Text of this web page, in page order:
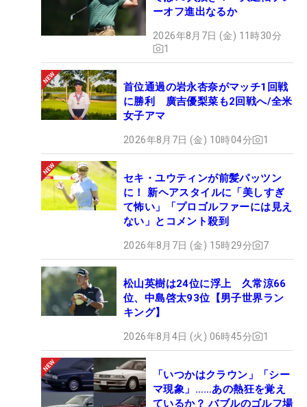
ーオフ進出なるか
2026年8月7日 (金) 11時30分
1
首位通過の岩永杏奈がマッチ1回戦
に勝利 廣吉優梨菜も2回戦へ/全米
女子アマ
2026年8月7日 (金) 10時04分 1
セキ・ユウティンが前髪パッツン
に！ 新ヘアスタイルに「美しすぎ
て怖い」「プロゴルファーには見え
ない」とコメント殺到
2026年8月7日 (金) 15時29分 7
松山英樹は24位に浮上 久常涼66
位、中島啓太93位【男子世界ラン
キング】
2026年8月4日 (火) 06時45分 1
「いつかはクラウン」「シー
マ現象」……あの熱狂を覚え
ているか？ バブルのゴルフ場